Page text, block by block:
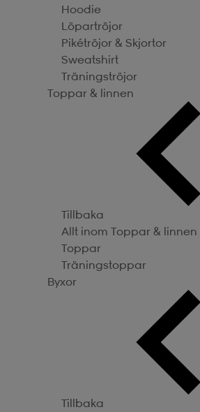
Hoodie
Löpartröjor
Pikétröjor & Skjortor
Sweatshirt
Träningströjor
Toppar & linnen
Tillbaka
Allt inom Toppar & linnen
Toppar
Träningstoppar
Byxor
Tillbaka